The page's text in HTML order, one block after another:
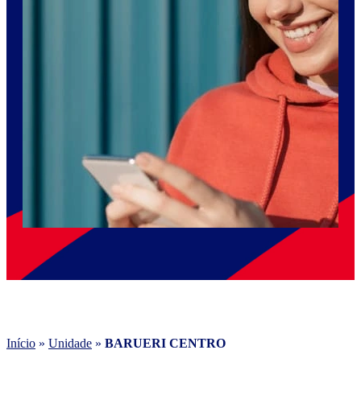
Início » Unidade » BARUERI CENTRO